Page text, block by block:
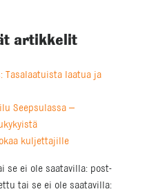
artikkelit
Tasalaatuista laatua ja
Seepsulassa –
kuljettajille
se ei ole saatavilla: post-
tai se ei ole saatavilla: